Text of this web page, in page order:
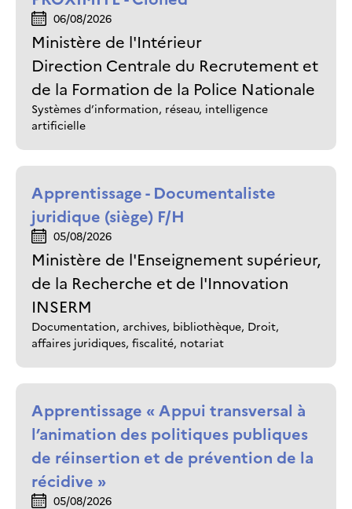
06/08/2026
Ministère de l'Intérieur
Direction Centrale du Recrutement et
de la Formation de la Police Nationale
Systèmes d’information, réseau, intelligence
artificielle
Apprentissage - Documentaliste
juridique (siège) F/H
05/08/2026
Ministère de l'Enseignement supérieur,
de la Recherche et de l'Innovation
INSERM
Documentation, archives, bibliothèque, Droit,
affaires juridiques, fiscalité, notariat
Apprentissage « Appui transversal à
l’animation des politiques publiques
de réinsertion et de prévention de la
récidive »
05/08/2026